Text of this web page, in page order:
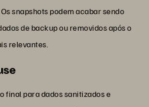
snapshots podem acabar sendo
de backup ou removidos após o
relevantes.
final para dados sanitizados e